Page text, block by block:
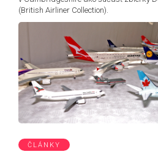
(British Airliner Collection).
ČLÁNKY